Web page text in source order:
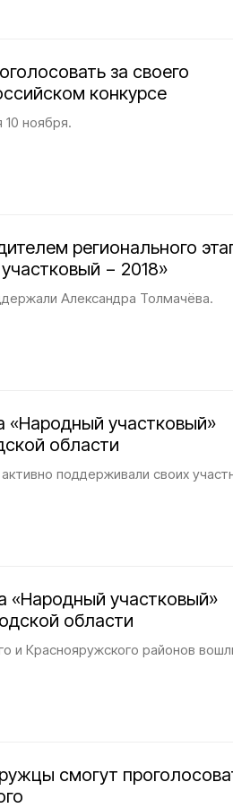
за своего
конкурсе
ноября.
регионального
− 2018»
Александра Толмачёва.
«Народный участковый»
области
поддерживали своих
«Народный участковый»
области
и Краснояружского районов
смогут